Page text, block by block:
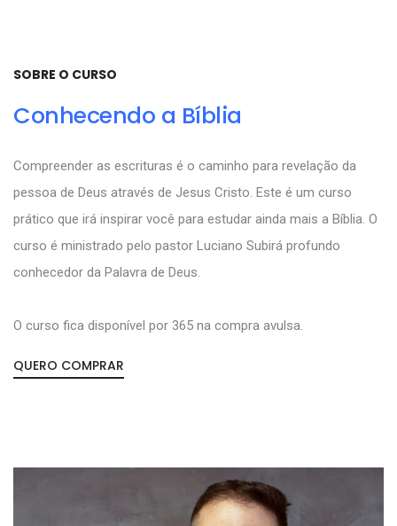
SOBRE O CURSO
Conhecendo a Bíblia
Compreender as escrituras é o caminho para revelação da
pessoa de Deus através de Jesus Cristo. Este é um curso
prático que irá inspirar você para estudar ainda mais a Bíblia. O
curso é ministrado pelo pastor Luciano Subirá profundo
conhecedor da Palavra de Deus.
O curso fica disponível por 365 na compra avulsa.
QUERO COMPRAR